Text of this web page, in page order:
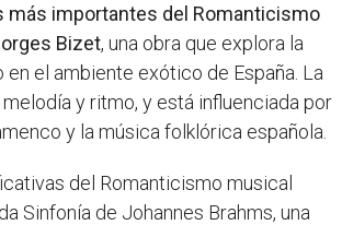
más importantes del Romanticismo
Bizet, una obra que explora la
en el ambiente exótico de España. La
y ritmo, y está influenciada por
y la música folklórica española.
del Romanticismo musical
Sinfonía de Johannes Brahms, una